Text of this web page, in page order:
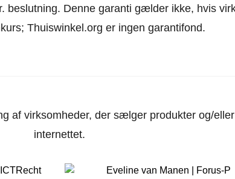
beslutning. Denne garanti gælder ikke, hvis
Thuiswinkel.org er ingen garantifond.
af virksomheder, der sælger produkter og/
internettet.